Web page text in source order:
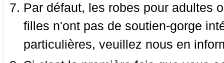
Par défaut, les robes pour adultes
filles n'ont pas de soutien-gorge
particulières, veuillez nous en